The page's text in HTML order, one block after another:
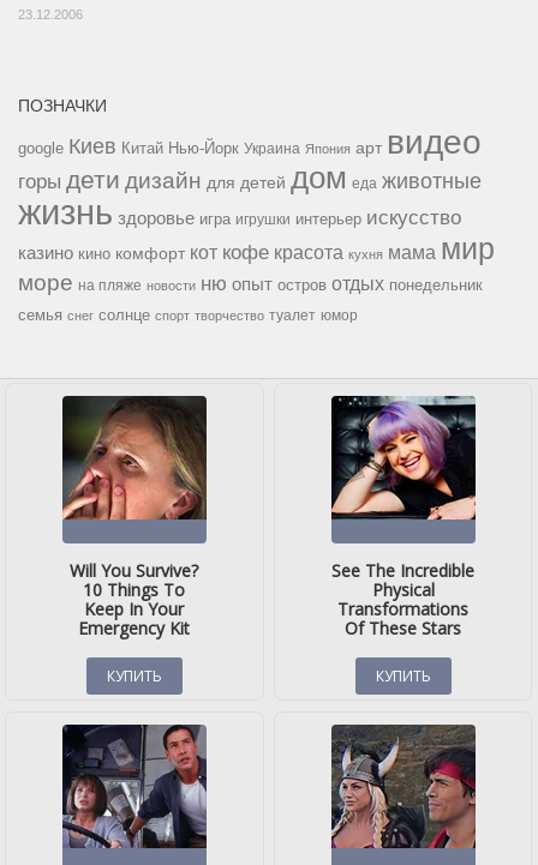
23.12.2006
ПОЗНАЧКИ
google Киев Китай Нью-Йорк Украина Япония арт видео
горы дети дизайн для детей дом еда животные
жизнь здоровье игра игрушки интерьер искусство
казино кино комфорт кот кофе красота кухня мама мир
море на пляже новости ню опыт остров отдых понедельник
семья снег солнце спорт творчество туалет юмор